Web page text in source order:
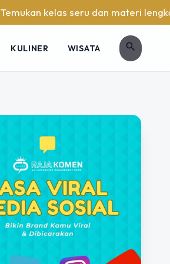
kelas seru dan materi
KULINER WISATA search